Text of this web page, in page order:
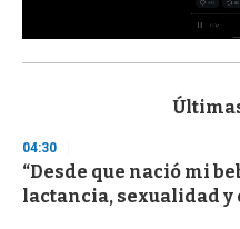
s
d
s
o
f
04:30
“Desde que nació mi
lactancia, sexualidad y